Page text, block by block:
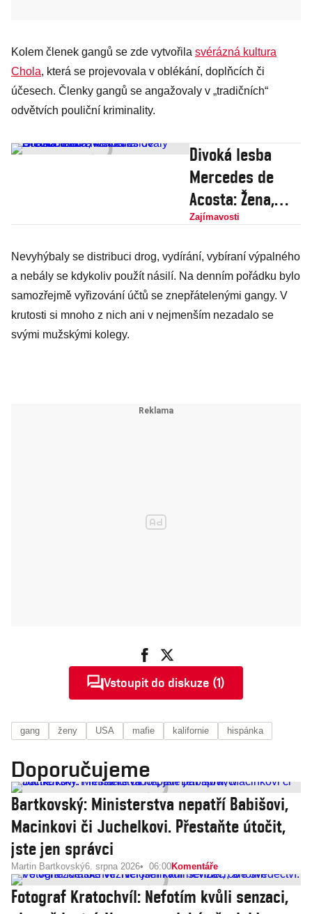
Kolem členek gangů se zde vytvořila svérázná kultura
Chola, která se projevovala v oblékání, doplňcích či
účesech. Členky gangů se angažovaly v „tradičních“
odvětvích pouliční kriminality.
Divoká lesba
Mercedes de
Acosta: Žena,
kterou milovaly
Marlene
Dietrichová
Zajímavosti
Nevyhýbaly se distribuci drog, vydírání, vybíraní výpalného
a nebály se kdykoliv použít násilí. Na denním pořádku bylo
samozřejmě vyřizování účtů se znepřátelenými gangy. V
krutosti si mnoho z nich ani v nejmenším nezadalo se
svými mužskými kolegy.
Vstoupit do diskuze (1)
gang ženy USA mafie kalifornie hispánka
Doporučujeme
Bartkovský: Ministerstva nepatří Babišovi,
Macinkovi či Juchelkovi. Přestaňte útočit,
jste jen správci
Martin Bartkovský6. srpna 2026 06:00Komentáře
Fotograf Kratochvíl: Nefotím kvůli senzaci,